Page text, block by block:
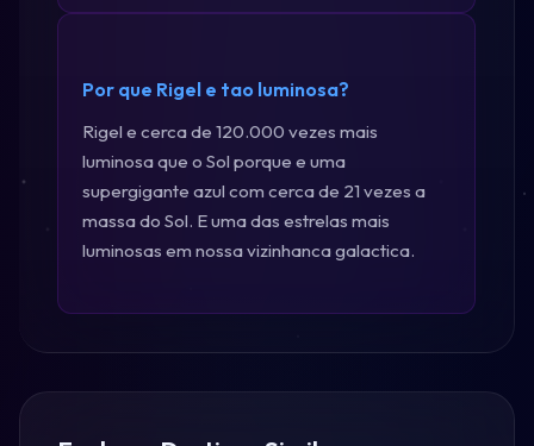
Por que Rigel e tao luminosa?
Rigel e cerca de 120.000 vezes mais
luminosa que o Sol porque e uma
supergigante azul com cerca de 21 vezes a
massa do Sol. E uma das estrelas mais
luminosas em nossa vizinhanca galactica.